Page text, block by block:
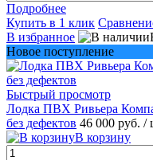
Подробнее
Купить в 1 клик
В избранное
Новое поступление
Быстрый просмотр
Лодка ПВХ Ривьера
без дефектов 46 000 руб. /
В корзину